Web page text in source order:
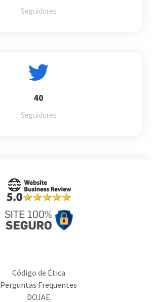
Seguidores
40
Seguidores
Código de Ética
Perguntas Frequentes
DOJAE